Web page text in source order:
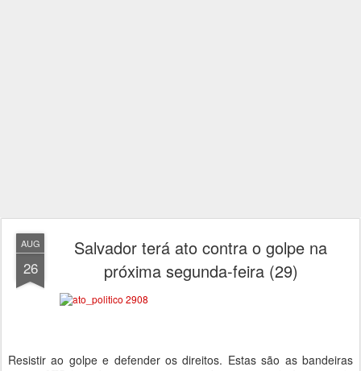
AUG
26
Salvador terá ato contra o golpe na
próxima segunda-feira (29)
Resistir ao golpe e defender os direitos. Estas são as bandeiras